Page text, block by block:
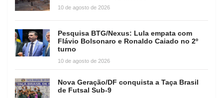
10 de agosto de 2026
Pesquisa BTG/Nexus: Lula empata com
Flávio Bolsonaro e Ronaldo Caiado no 2º
turno
10 de agosto de 2026
Nova Geração/DF conquista a Taça Brasil
de Futsal Sub-9